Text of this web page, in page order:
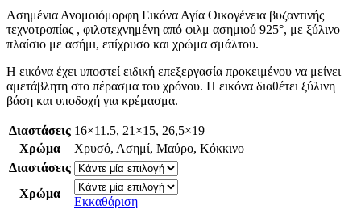
Ασημένια Ανομοιόμορφη Εικόνα Αγία Οικογένεια βυζαντινής
τεχνοτροπίας , φιλοτεχνημένη από φιλμ ασημιού 925°, με ξύλινο
πλαίσιο με ασήμι, επίχρυσο και χρώμα σμάλτου.
Η εικόνα έχει υποστεί ειδική επεξεργασία προκειμένου να μείνει
αμετάβλητη στο πέρασμα του χρόνου. Η εικόνα διαθέτει ξύλινη
βάση και υποδοχή για κρέμασμα.
Διαστάσεις 16×11.5, 21×15, 26,5×19
Χρώμα
Χρυσό, Ασημί, Μαύρο, Κόκκινο
Διαστάσεις
Χρώμα
Εκκαθάριση